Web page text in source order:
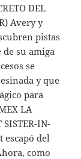
DEL
Avery y
pistas
su amiga
se
y que
para
LA
SISTER-IN-
del
como